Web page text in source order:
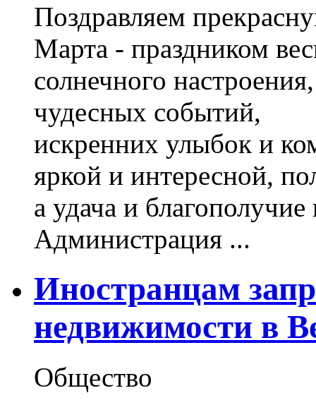
Поздравляем
Марта - праздником
солнечного
чудесных событий,
искренних улыбок и
яркой и интересной,
а удача и
Администрация ...
Иностранцам
недвижимости в
Общество